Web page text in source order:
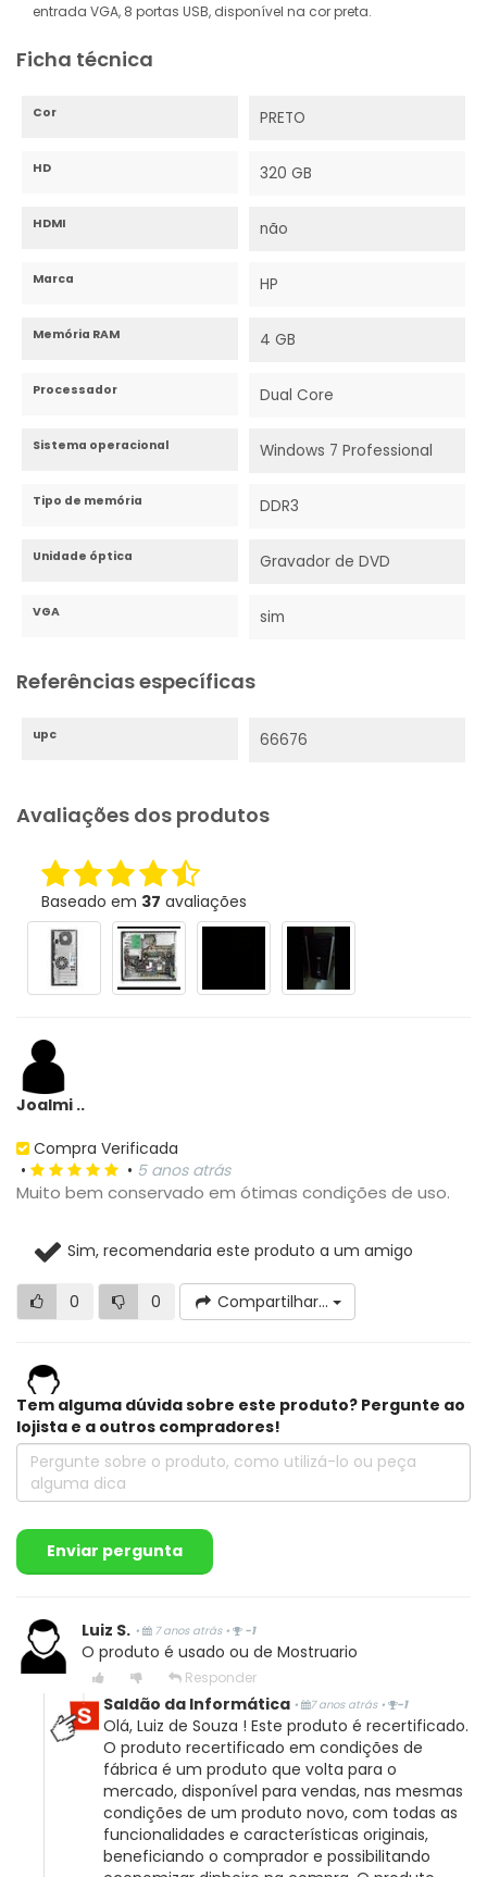
entrada VGA, 8 portas USB, disponível na cor preta.
Ficha técnica
Cor PRETO
HD 320 GB
HDMI não
Marca HP
Memória RAM 4 GB
Processador Dual Core
Sistema operacional Windows 7 Professional
Tipo de memória DDR3
Unidade óptica Gravador de DVD
VGA sim
Referências específicas
upc 66676
Avaliações dos produtos
Baseado em 37 avaliações
Joalmi ..
Compra Verificada
•
• 5 anos atrás
Muito bem conservado em ótimas condições de uso.
Sim, recomendaria este produto a um amigo
0 0 Compartilhar...
Brito
Compra Verificada
•
•
Sim, recomendaria este produto a um amigo
0 Compartilhar...
Douglas C.
Compra Verificada
•5 anos atrás
O produto é bom e estou satisfeito com a compra.
Tem alguma dúvida sobre este produto? Pergunte ao
lojista e a outros compradores!
Enviar pergunta
Luiz S. • 7 anos atrás • -1
O produto é usado ou de Mostruario
Responder
Saldão da Informática • 7 anos atrás • -1
Olá, Luiz de Souza ! Este produto é recertificado.
O produto recertificado em condições de
fábrica é um produto que volta para o
mercado, disponível para vendas, nas mesmas
condições de um produto novo, com todas as
funcionalidades e características originais,
beneficiando o comprador e possibilitando